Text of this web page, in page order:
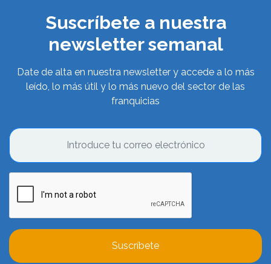
Suscríbete a nuestra
newsletter semanal
Date de alta en nuestra newsletter y accede a lo más
leído, lo más útil y lo más nuevo del sector de las
franquicias
Suscríbete